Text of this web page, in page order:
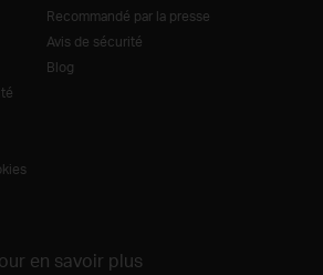
Recommandé par la presse
Avis de sécurité
Blog
en savoir plus